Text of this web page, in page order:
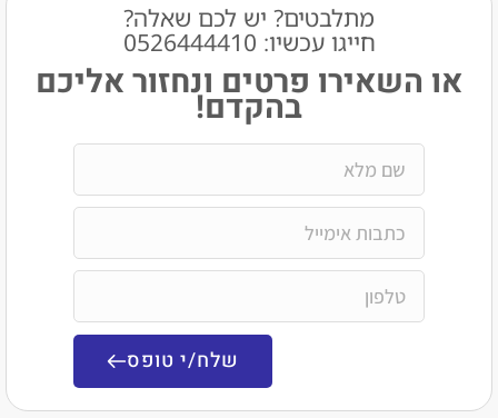
מתלבטים? יש לכם שאלה?
חייגו עכשיו: 0526444410​
פרטים ונחזור אליכם
בהקדם!
שלח/י טופס